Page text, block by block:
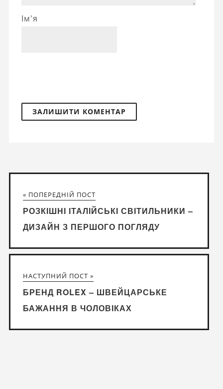
Ім'я
« ПОПЕРЕДНІЙ ПОСТ
РОЗКІШНІ ІТАЛІЙСЬКІ СВІТИЛЬНИКИ –
ДИЗАЙН З ПЕРШОГО ПОГЛЯДУ
НАСТУПНИЙ ПОСТ »
БРЕНД ROLEX – ШВЕЙЦАРСЬКЕ
БАЖАННЯ В ЧОЛОВІКАХ